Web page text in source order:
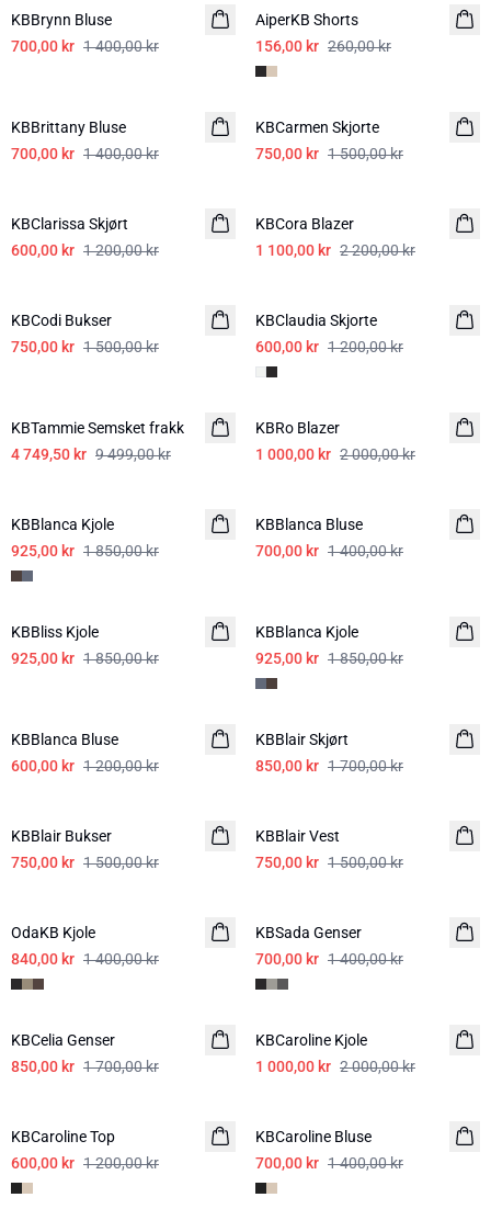
KBBrynn Bluse
700,00 kr 1 400,00 kr
AiperKB Shorts
156,00 kr 260,00 kr
KBBrittany Bluse
700,00 kr 1 400,00 kr
-50%
KBCarmen Skjorte
750,00 kr 1 500,00 kr
KBClarissa Skjørt
600,00 kr 1 200,00 kr
KBCora Blazer
1 100,00 kr 2 200,00 kr
KBCodi Bukser
750,00 kr 1 500,00 kr
KBClaudia Skjorte
600,00 kr 1 200,00 kr
KBTammie Semsket frakk
4 749,50 kr 9 499,00 kr
-50%
KBRo Blazer
1 000,00 kr 2 000,00 kr
KBBlanca Kjole
925,00 kr 1 850,00 kr
KBBlanca Bluse
700,00 kr 1 400,00 kr
-50%
KBBliss Kjole
925,00 kr 1 850,00 kr
KBBlanca Kjole
925,00 kr 1 850,00 kr
KBBlanca Bluse
600,00 kr 1 200,00 kr
-50%
KBBlair Skjørt
850,00 kr 1 700,00 kr
KBBlair Bukser
750,00 kr 1 500,00 kr
KBBlair Vest
750,00 kr 1 500,00 kr
OdaKB Kjole
840,00 kr 1 400,00 kr
KBSada Genser
700,00 kr 1 400,00 kr
-50%
KBCelia Genser
850,00 kr 1 700,00 kr
-50%
KBCaroline Kjole
1 000,00 kr 2 000,00 kr
KBCaroline Top
600,00 kr 1 200,00 kr
KBCaroline Bluse
700,00 kr 1 400,00 kr
-50% -50%